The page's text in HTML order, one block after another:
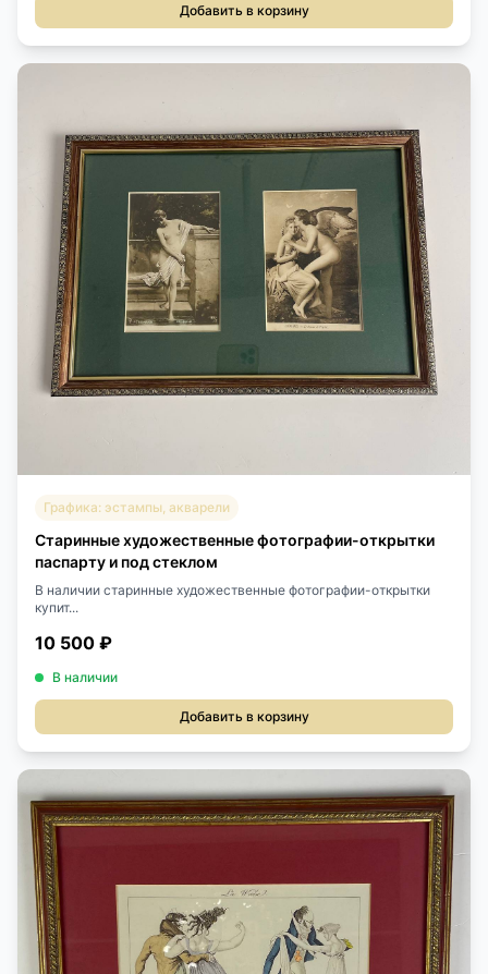
Добавить в корзину
Графика: эстампы, акварели
Старинные художественные фотографии-открытки
паспарту и под стеклом
В наличии старинные художественные фотографии-открытки
купит...
10 500 ₽
В наличии
Добавить в корзину